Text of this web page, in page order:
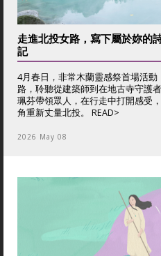
走進北投女路，寫下屬於妳
記
4月春日，非常木蘭靈感祭首場活
路，聆聽從建築師到在地古寺守護
珮芬帶領眾人，在行走中打開感受
角重新丈量北投。 READ>
2026 May 08